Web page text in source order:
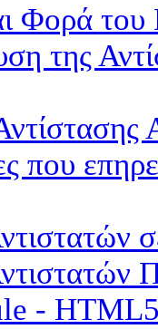
Φορά του
της
που
-